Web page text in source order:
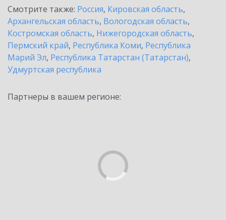
Смотрите также: Россия, Кировская область,
Архангельская область, Вологодская область,
Костромская область, Нижегородская область,
Пермский край, Республика Коми, Республика
Марий Эл, Республика Татарстан (Татарстан),
Удмуртская республика
Партнеры в вашем регионе: